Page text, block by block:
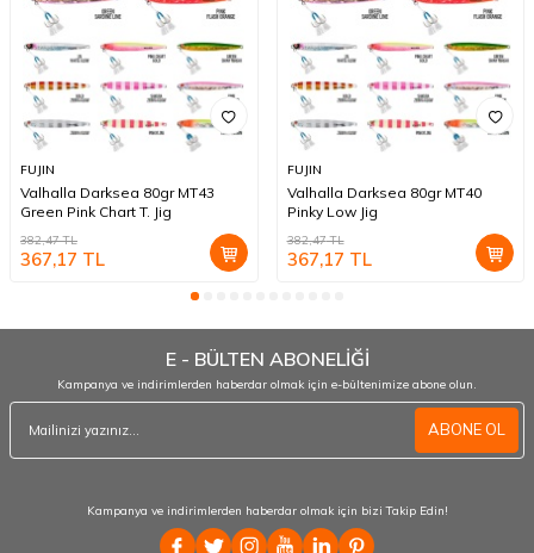
FUJIN
Valhalla Darksea 80gr MT43
Green Pink Chart T. Jig
382,47TL
367,17 TL
FUJIN
Valhalla Darksea 80gr MT40
Pinky Low Jig
382,47TL
367,17 TL
E - BÜLTEN ABONELİĞİ
Kampanya ve indirimlerden haberdar olmak için e-bültenimize abone olun.
ABONE OL
Kampanya ve indirimlerden haberdar olmak için bizi Takip Edin!